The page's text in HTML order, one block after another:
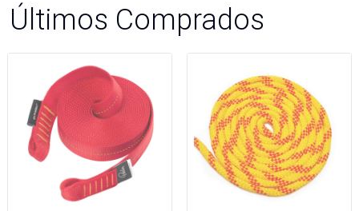
Últimos Comprados